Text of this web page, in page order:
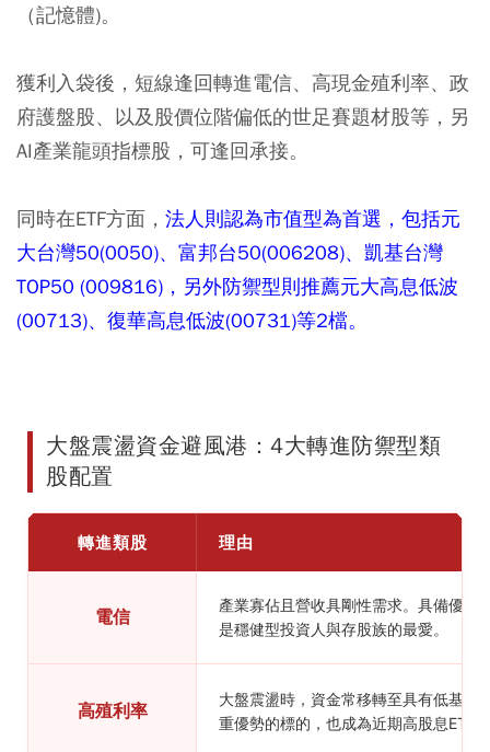
（記憶體)。
獲利入袋後，短線逢回轉進電信、高現金殖利率、政
府護盤股、以及股價位階偏低的世足賽題材股等，另
AI產業龍頭指標股，可逢回承接。
同時在ETF方面， 法人則認為市值型為首選，包括元
大台灣50(0050)、富邦台50(006208)、凱基台灣
TOP50 (009816)，另外防禦型則推薦元大高息低波
(00713)、復華高息低波(00731)等2檔。
大盤震盪資金避風港：4大轉進防禦型類
股配置
轉進類股 理由
電信
產業寡佔且營收具剛性需求。具備優異
是穩健型投資人與存股族的最愛。
高殖利率
大盤震盪時，資金常移轉至具有低基期
重優勢的標的，也成為近期高股息ETF